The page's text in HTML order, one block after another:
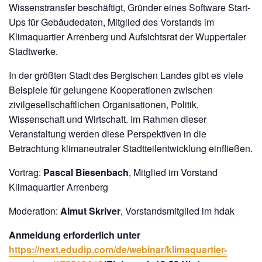
Wissenstransfer beschäftigt, Gründer eines Software Start-
Ups für Gebäudedaten, Mitglied des Vorstands im
Klimaquartier Arrenberg und Aufsichtsrat der Wuppertaler
Stadtwerke.
In der größten Stadt des Bergischen Landes gibt es viele
Beispiele für gelungene Kooperationen zwischen
zivilgesellschaftlichen Organisationen, Politik,
Wissenschaft und Wirtschaft. Im Rahmen dieser
Veranstaltung werden diese Perspektiven in die
Betrachtung klimaneutraler Stadtteilentwicklung einfließen.
Vortrag: Pascal Biesenbach, Mitglied im Vorstand
Klimaquartier Arrenberg
Moderation: Almut Skriver, Vorstandsmitglied im hdak
Anmeldung erforderlich unter
https://next.edudip.com/de/webinar/klimaquartier-